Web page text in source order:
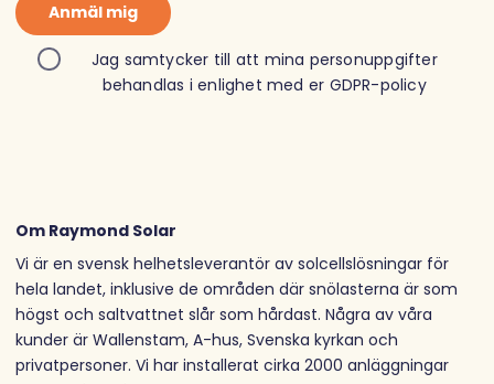
Anmäl mig
Jag samtycker till att mina personuppgifter
behandlas i enlighet med er GDPR-policy
Om Raymond Solar
Vi är en svensk helhetsleverantör av solcellslösningar för
hela landet, inklusive de områden där snölasterna är som
högst och saltvattnet slår som hårdast. Några av våra
kunder är Wallenstam, A-hus, Svenska kyrkan och
privatpersoner. Vi har installerat cirka 2000 anläggningar